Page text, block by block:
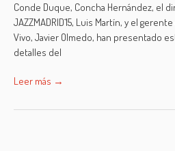
Conde Duque, Concha Hernández, el
JAZZMADRID´15, Luis Martín, y el
Vivo, Javier Olmedo, han presentado
detalles del
Leer más →